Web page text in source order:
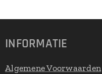
INFORMATIE
Algemene Voorwaarden